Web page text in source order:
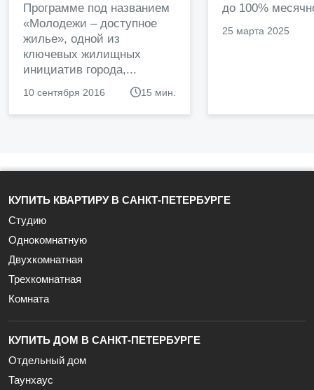
Программе под названием
«Молодежи – доступное
жилье», одной из
ключевых жилищных
инициатив города,...
10 сентября 2016 15 мин.
до 100%
25 марта 2025
КУПИТЬ КВАРТИРУ В САНКТ-ПЕТЕРБУРГЕ
Студию
Однокомнатную
Двухкомнатная
Трехкомнатная
Комната
КУПИТЬ ДОМ В САНКТ-ПЕТЕРБУРГЕ
Отдельный дом
Таунхаус